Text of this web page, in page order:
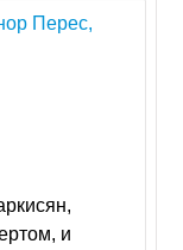
Перес,
и